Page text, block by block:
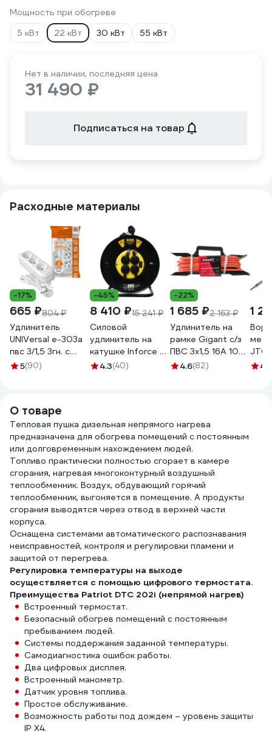
Мощность при обогреве
5 кВт
22 кВт 30 кВт 55 кВт
Нет в наличии, последняя цена
31 490 ₽
Подписаться на товар
Расходные материалы
-17%
665 ₽804 ₽
Удлинитель
UNIVersal е-303а
пвс 3/1,5 3гн. с
заземлением,
5(90)
-45%
8 410 ₽15 241 ₽
Силовой
удлинитель на
катушке Inforce 4
гнезда, с/з КГт
4.3(40)
-22%
1 685 ₽2 163 ₽
Удлинитель на
рамке Gigant с/з
ПВС 3х1,5 16A 10м
IP 44 INDUSTRY EG
4.6(82)
1
JTC
4.6
О товаре
Тепловая пушка дизельная непрямого нагрева
предназначена для обогрева помещений с постоянным
или долговременным нахождением людей.
Топливо практически полностью сгорает в камере
сгорания, нагревая многоконтурный воздушный
теплообменник. Воздух, обдувающий горячий
теплообменник, выгоняется в помещение. А продукты
сгорания выводятся через отвод в верхней части
корпуса.
Оснащена системами автоматического распознавания
неисправностей, контроля и регулировки пламени и
защитой от перегрева.
Регулировка температуры на выходе
осуществляется с помощью цифрового термостата.
Преимущества Patriot DTC 202i (непрямой нагрев)
Встроенный термостат.
Безопасный обогрев помещений с постоянным
пребыванием людей.
Системы поддержания заданной температуры.
Самодиагностика ошибок работы.
Два цифровых дисплея.
Встроенный манометр.
Датчик уровня топлива.
Простое обслуживание.
Возможность работы под дождем – уровень защиты
IP X4.